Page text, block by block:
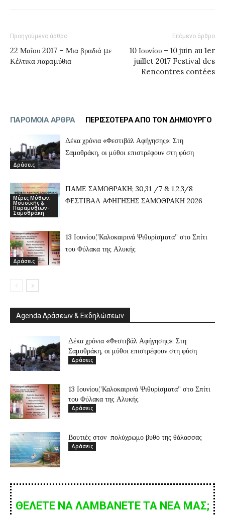
Προηγούμενο άρθρο
22 Μαΐου 2017 – Μια βραδιά με
Κέλτικα παραμύθια
Επόμενο άρθρο
10 Ιουνίου – 10 juin au 1er
juillet 2017 Festival des
Rencontres contées
ΠΑΡΟΜΟΙΑ ΑΡΘΡΑ ΠΕΡΙΣΣΟΤΕΡΑ ΑΠΟ ΤΟΝ ΔΗΜΙΟΥΡΓΟ
Δράσεις
Δέκα χρόνια «Φεστιβάλ Αφήγησης»: Στη
Σαμοθράκη, οι μύθοι επιστρέφουν στη φύση
Μέρες Μύθων,
Μουσικής &
Παραμυθιών-
Σαμοθράκη
ΠΑΜΕ ΣΑΜΟΘΡΑΚΗ; 30,31 /7 & 1,2,3/8
ΦΕΣΤΙΒΑΛ ΑΦΗΓΗΣΗΣ ΣΑΜΟΘΡΑΚΗ 2026
Δράσεις
13 Ιουνίου,”Καλοκαιρινά Ψιθυρίσματα” στο Σπίτι
του Φύλακα της Αλυκής
Agenda Δράσεων & Εκδηλώσεων
Δέκα χρόνια «Φεστιβάλ Αφήγησης»: Στη
Σαμοθράκη, οι μύθοι επιστρέφουν στη φύση
Δράσεις
13 Ιουνίου,”Καλοκαιρινά Ψιθυρίσματα” στο Σπίτι
του Φύλακα της Αλυκής
Δράσεις
Βουτιές στον πολύχρωμο βυθό της θάλασσας
Δράσεις
ΘΕΛΕΤΕ ΝΑ ΛΑΜΒΑΝΕΤΕ ΤΑ ΝΕΑ ΜΑΣ;